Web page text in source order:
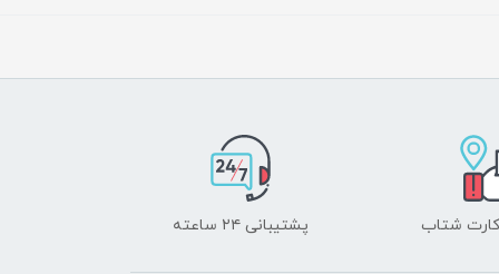
کارت شتاب پشتیبانی ۲۴ ساعته